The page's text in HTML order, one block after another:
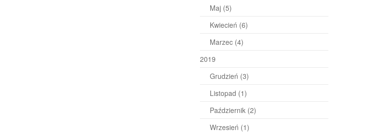
Maj (5)
Kwiecień (6)
Marzec (4)
2019
Grudzień (3)
Listopad (1)
Październik (2)
Wrzesień (1)